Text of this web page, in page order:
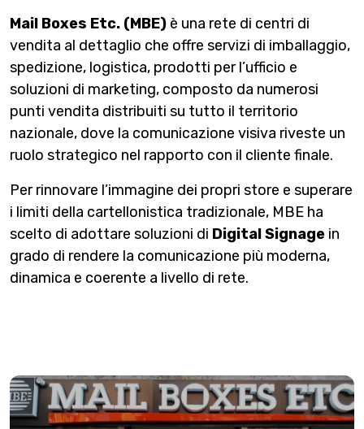
Mail Boxes Etc. (MBE) è una rete di centri di
vendita al dettaglio che offre servizi di imballaggio,
spedizione, logistica, prodotti per l’ufficio e
soluzioni di marketing, composto da numerosi
punti vendita distribuiti su tutto il territorio
nazionale, dove la comunicazione visiva riveste un
ruolo strategico nel rapporto con il cliente finale.
Per rinnovare l’immagine dei propri store e superare
i limiti della cartellonistica tradizionale, MBE ha
scelto di adottare soluzioni di Digital Signage in
grado di rendere la comunicazione più moderna,
dinamica e coerente a livello di rete.